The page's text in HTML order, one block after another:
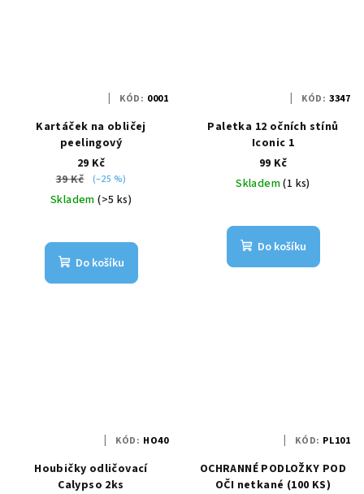
Kartáček na obličej
peelingový
29 Kč
39 Kč
(–25 %)
Skladem(>5 ks)
Do košíku
KÓD: 0001
Paletka 12 očních stínů
Iconic 1
99 Kč
Skladem(1 ks)
Do košíku
KÓD: 3347
Houbičky odličovací
Calypso 2ks
KÓD: HO40
OCHRANNÉ PODLOŽKY POD
OČI netkané (100 KS)
KÓD: PL101